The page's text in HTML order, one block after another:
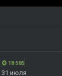
18 585
31 июля